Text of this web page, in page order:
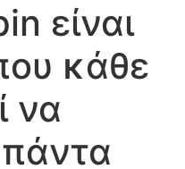
είναι
κάθε
να